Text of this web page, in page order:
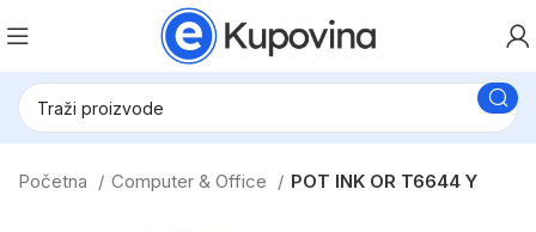
Početna Computer & Office POT INK OR T6644 Y